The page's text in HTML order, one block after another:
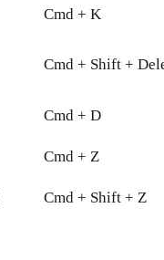
Cmd + K
Cmd + Shift +
Cmd + D
Cmd + Z
Cmd + Shift + Z